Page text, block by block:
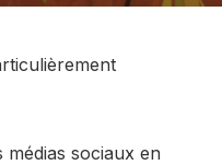
médias sociaux en